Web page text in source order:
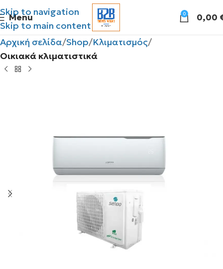
Skip to navigation
Skip to main content
Menu 0 0,00
Αρχική σελίδα Shop Κλιματισμός
Οικιακά κλιματιστικά